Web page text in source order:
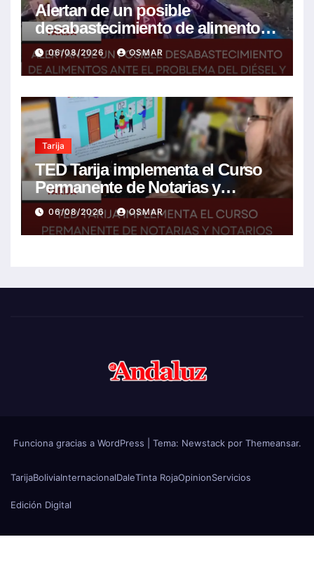
Alertan de un posible
desabastecimiento de alimentos
ante el problema del diésel y el
encarecimiento de insumos
agrícolas
06/08/2026 OSMAR
Tarija
TED Tarija implementa el Curso
Permanente de Notarias y
Notarios Electorales 2026
06/08/2026 OSMAR
Funciona gracias a WordPress Tema: Newstackpor Themeansar.
TarijaBoliviaInternacionalDaleTinta RojaOpinionServicios
Edición Digital